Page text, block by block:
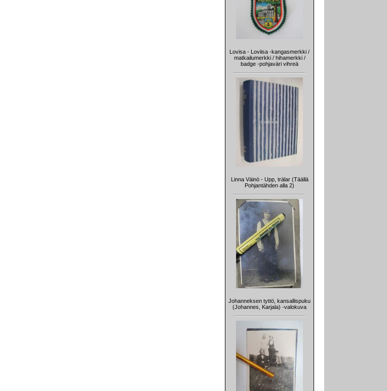
Lovisa - Loviisa -kangasmerkki /
matkailumerkki / hihamerkki /
badge -pohjaväri vihreä
Linna Väinö - Upp, trälar (Täällä
Pohjantähden alla 2)
Johanneksen tyttö, kansallispuku
(Johannes, Karjala) -valokuva